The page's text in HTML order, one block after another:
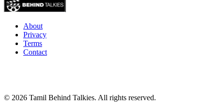
About
Privacy
Terms
Contact
© 2026 Tamil Behind Talkies. All rights reserved.